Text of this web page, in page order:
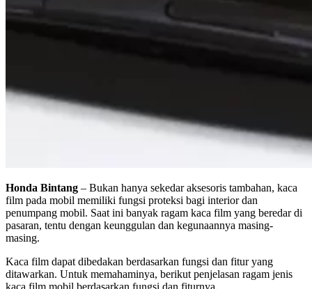
Honda Bintang – Bukan hanya sekedar aksesoris tambahan, kaca
film pada mobil memiliki fungsi proteksi bagi interior dan
penumpang mobil. Saat ini banyak ragam kaca film yang beredar di
pasaran, tentu dengan keunggulan dan kegunaannya masing-
masing.
Kaca film dapat dibedakan berdasarkan fungsi dan fitur yang
ditawarkan. Untuk memahaminya, berikut penjelasan ragam jenis